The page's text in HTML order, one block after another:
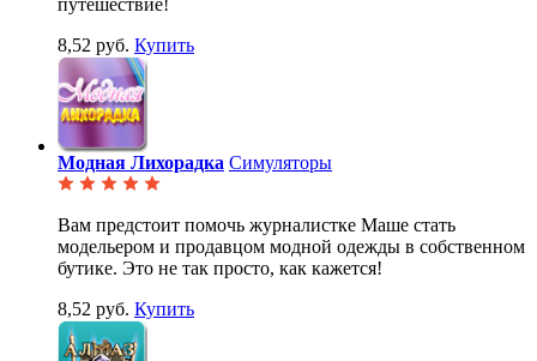
путешествие!
8,52 руб. Купить
Модная Лихорадка Симуляторы
Вам предстоит помочь журналистке Маше стать
модельером и продавцом модной одежды в собственном
бутике. Это не так просто, как кажется!
8,52 руб. Купить